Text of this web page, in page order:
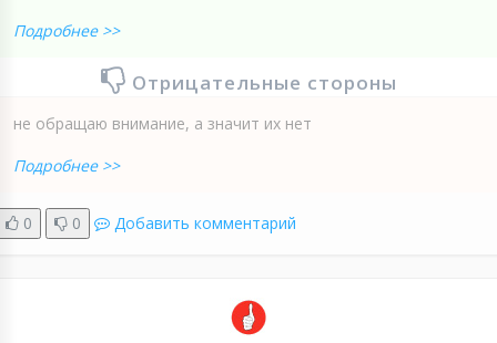
Подробнее >>
Отрицательные стороны
не обращаю внимание, а значит их нет
Подробнее >>
0 0 Добавить комментарий